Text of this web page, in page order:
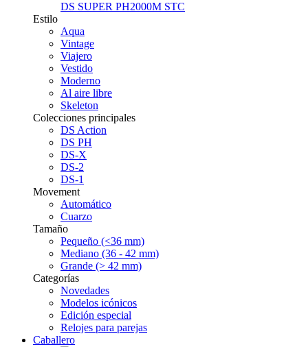
DS SUPER PH2000M STC
Estilo
Aqua
Vintage
Viajero
Vestido
Moderno
Al aire libre
Skeleton
Colecciones principales
DS Action
DS PH
DS-X
DS-2
DS-1
Movement
Automático
Cuarzo
Tamaño
Pequeño (<36 mm)
Mediano (36 - 42 mm)
Grande (> 42 mm)
Categorías
Novedades
Modelos icónicos
Edición especial
Relojes para parejas
Caballero